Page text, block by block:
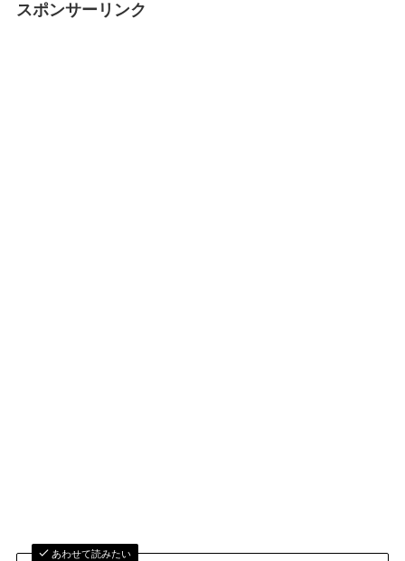
スポンサーリンク
あわせて読みたい